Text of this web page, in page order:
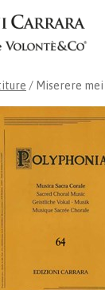
/ Miserere